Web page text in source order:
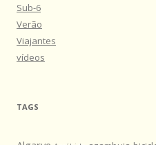
Sub-6
Verão
Viajantes
vídeos
TAGS